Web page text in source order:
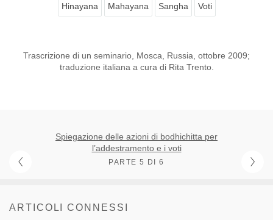
Hinayana Mahayana Sangha Voti
Trascrizione di un seminario, Mosca, Russia, ottobre 2009;
traduzione italiana a cura di Rita Trento.
Spiegazione delle azioni di bodhichitta per
l’addestramento e i voti
PARTE 5 DI 6
ARTICOLI CONNESSI